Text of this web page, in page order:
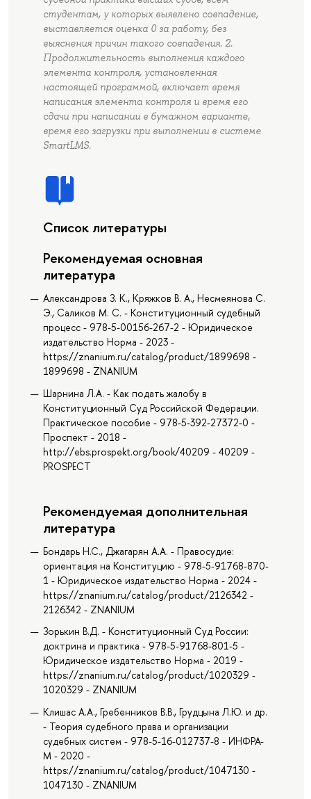
студентам, у которых выявлено совпадение,
выставляется оценка 0 за работу, без
выяснения причин такого совпадения. 2.
Продолжительность выполнения каждого
элемента контроля, установленная
настоящей программой, включает время
написания элемента контроля и время его
сдачи при написании в бумажном варианте,
время его загрузки при выполнении в системе
SmartLMS.
Список литературы
Рекомендуемая основная
литература
Александрова З. К., Кряжков В. А., Несмеянова С.
Э., Саликов М. С. - Конституционный судебный
процесс - 978-5-00156-267-2 - Юридическое
издательство Норма - 2023 -
https://znanium.ru/catalog/product/1899698 -
1899698 - ZNANIUM
Шарнина Л.А. - Как подать жалобу в
Конституционный Суд Российской Федерации.
Практическое пособие - 978-5-392-27372-0 -
Проспект - 2018 -
http://ebs.prospekt.org/book/40209 - 40209 -
PROSPECT
Рекомендуемая дополнительная
литература
Бондарь Н.С., Джагарян А.А. - Правосудие:
ориентация на Конституцию - 978-5-91768-870-
1 - Юридическое издательство Норма - 2024 -
https://znanium.ru/catalog/product/2126342 -
2126342 - ZNANIUM
Зорькин В.Д. - Конституционный Суд России:
доктрина и практика - 978-5-91768-801-5 -
Юридическое издательство Норма - 2019 -
https://znanium.ru/catalog/product/1020329 -
1020329 - ZNANIUM
Клишас А.А., Гребенников В.В., Грудцына Л.Ю. и др.
- Теория судебного права и организации
судебных систем - 978-5-16-012737-8 - ИНФРА-
М - 2020 -
https://znanium.ru/catalog/product/1047130 -
1047130 - ZNANIUM